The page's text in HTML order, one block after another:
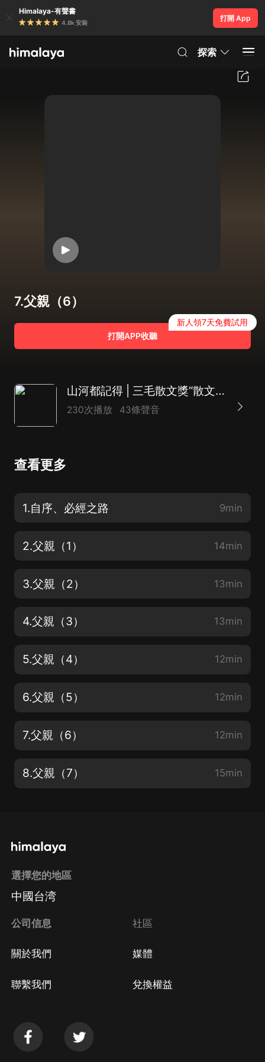
Himalaya-有聲書
4.8k 安裝
打開 App
探索
7.父親（6）
打開APP收聽
新人領7天免費試用
山河都記得 | 三毛散文獎“散文集”獲獎作品
230次播放 43條聲音
查看更多
1.自序、必經之路 9min
2.父親（1） 14min
3.父親（2） 13min
4.父親（3） 13min
5.父親（4） 12min
6.父親（5） 12min
7.父親（6） 12min
8.父親（7） 15min
選擇您的地區
中國台湾
公司信息
關於我們
聯繫我們
社區
媒體
兌換權益